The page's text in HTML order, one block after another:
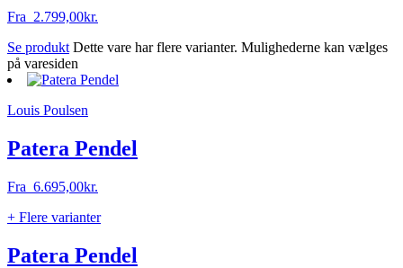
Fra 2.799,00kr.
Se produkt Dette vare har flere varianter. Mulighederne kan vælges
på varesiden
Louis Poulsen
Patera Pendel
Fra 6.695,00kr.
+ Flere varianter
Patera Pendel